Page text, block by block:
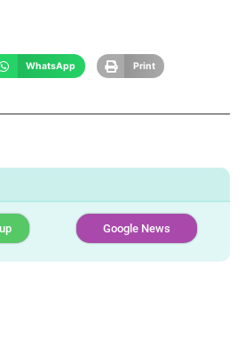
WhatsApp Print
Google News